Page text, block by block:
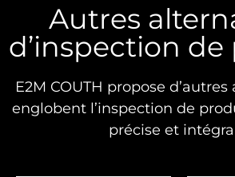
Autres
d’inspection
E2M COUTH propose
englobent l’inspection de
précise et